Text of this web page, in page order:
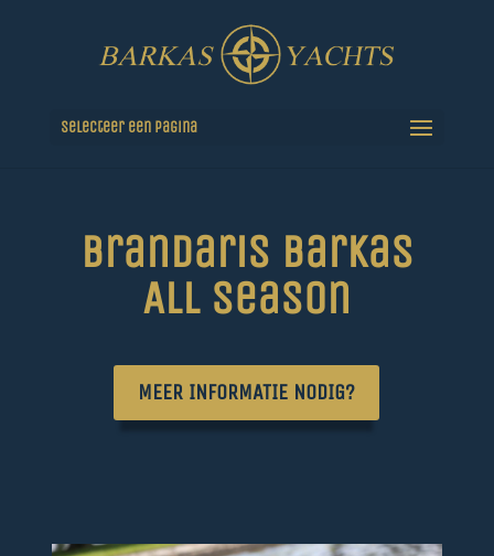
Selecteer een pagina
Brandaris Barkas
All Season
MEER INFORMATIE NODIG?